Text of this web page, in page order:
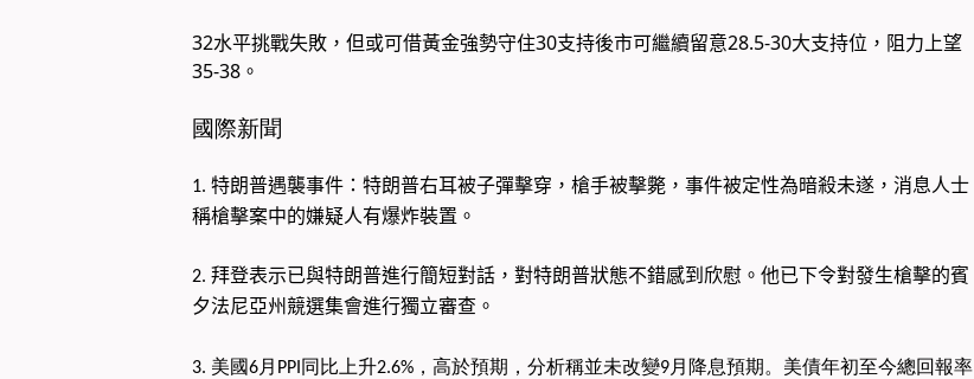
32水平挑戰失敗，但或可借黃金強勢守住30支持​後市可繼續留意28.5-30大支持位，阻力上望
35-38。
國際新聞
1. 特朗普遇襲事件：特朗普右耳被子彈擊穿，槍手被擊斃，事件被定性為暗殺未遂，消息人士
稱槍擊案中的嫌疑人有爆炸裝置。​
2. 拜登表示已與特朗普進行簡短對話，對特朗普狀態不錯感到欣慰。他已下令對發生槍擊的賓
夕法尼亞州競選集會進行獨立審查。
3. 美國6月PPI同比上升2.6%，高於預期，分析稱並未改變9月降息預期。美債年初至今總回報率